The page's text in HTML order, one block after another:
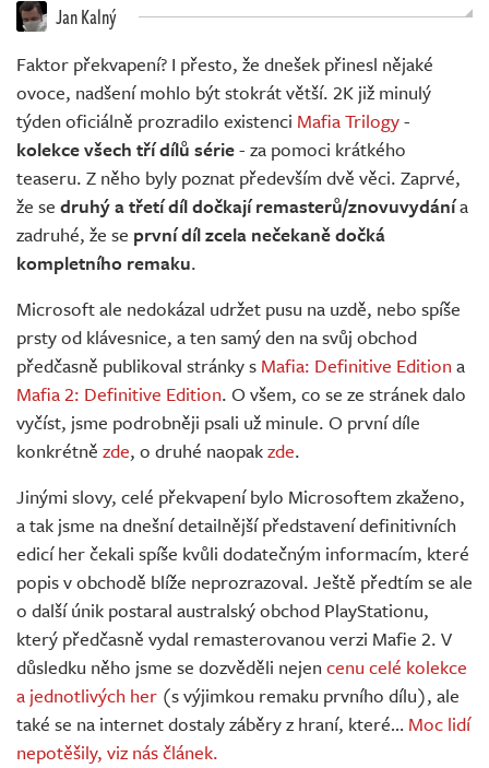
Živě Jan Kalný
Faktor překvapení? I přesto, že dnešek přinesl nějaké
ovoce, nadšení mohlo být stokrát větší. 2K již minulý
týden oficiálně prozradilo existenci Mafia Trilogy-
kolekce všech tří dílů série- za pomoci krátkého
teaseru. Z něho byly poznat především dvě věci. Zaprvé,
že se druhý a třetí díl dočkají remasterů/znovuvydánía
zadruhé, že se první díl zcela nečekaně dočká
kompletního remaku.
Microsoft ale nedokázal udržet pusu na uzdě, nebo spíše
prsty od klávesnice, a ten samý den na svůj obchod
předčasně publikoval stránky s Mafia: Definitive Edition a
Mafia 2: Definitive Edition. O všem, co se ze stránek dalo
vyčíst, jsme podrobněji psali už minule. O první díle
konkrétně zde, o druhé naopakzde.
Jinými slovy, celé překvapení bylo Microsoftem zkaženo,
a tak jsme na dnešní detailnější představení definitivních
edicí her čekali spíše kvůli dodatečným informacím, které
popis v obchodě blíže neprozrazoval. Ještě předtím se ale
o další únik postaral australský obchod PlayStationu,
který předčasně vydal remasterovanou verzi Mafie 2. V
důsledku něho jsme se dozvěděli nejen cenu celé kolekce
a jednotlivých her (s výjimkou remaku prvního dílu), ale
také se na internet dostaly záběry z hraní, které… Moc lidí
nepotěšily, viz nás článek.